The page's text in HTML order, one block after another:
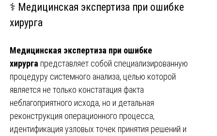
⚕️ Медицинская экспертиза при ошибке
хирурга
Медицинская экспертиза при ошибке
хирурга представляет собой специализированную
процедуру системного анализа, целью которой
является не только констатация факта
неблагоприятного исхода, но и детальная
реконструкция операционного процесса,
идентификация узловых точек принятия решений и